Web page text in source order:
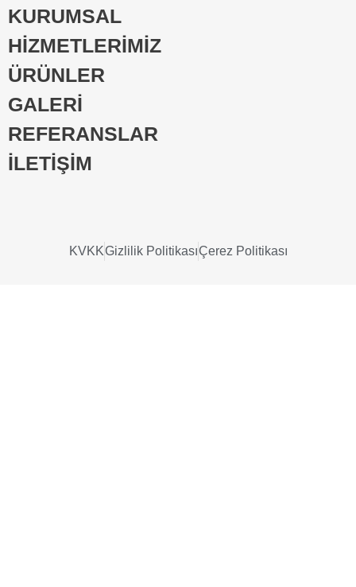
KURUMSAL
HİZMETLERİMİZ
ÜRÜNLER
GALERİ
REFERANSLAR
İLETİŞİM
KVKKGizlilik PolitikasıÇerez Politikası